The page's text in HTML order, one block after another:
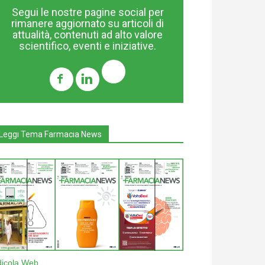
Segui le nostre pagine social per
rimanere aggiornato su articoli di
attualità, contenuti ad alto valore
scientifico, eventi e iniziative.
Tema Farmacia News
Web